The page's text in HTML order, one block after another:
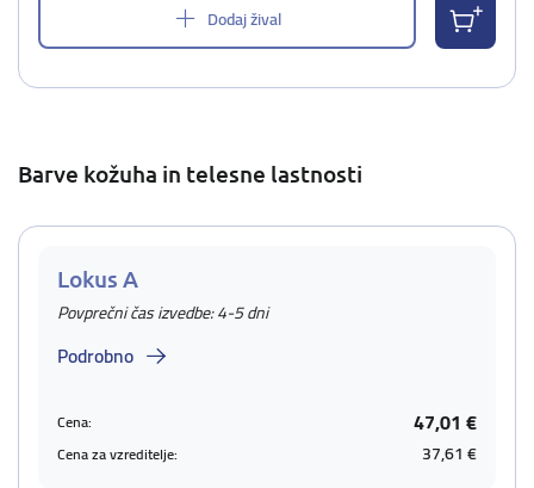
Dodaj žival
Barve kožuha in telesne lastnosti
Lokus A
Povprečni čas izvedbe: 4-5 dni
Podrobno
Cena: 47,01 €
Cena za vzreditelje: 37,61 €